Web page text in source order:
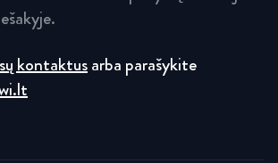
kontaktusarba parašykite